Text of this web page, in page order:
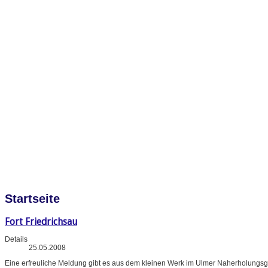
Startseite
Fort Friedrichsau
Details
25.05.2008
Eine erfreuliche Meldung gibt es aus dem kleinen Werk im Ulmer